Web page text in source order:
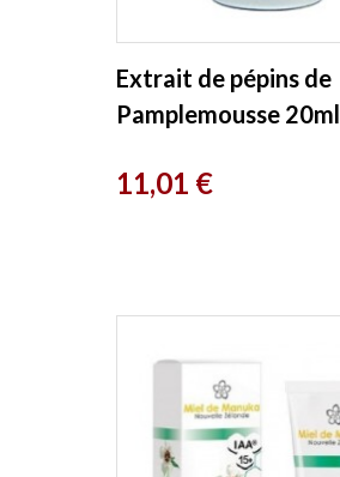
Extrait de pépins de
Pamplemousse 20ml
Prix
11,01 €